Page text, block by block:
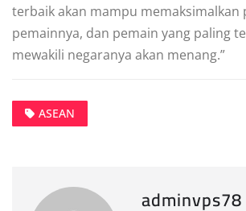
terbaik akan mampu memaksimalkan
pemainnya, dan pemain yang paling
mewakili negaranya akan menang.”
ASEAN
adminvps78